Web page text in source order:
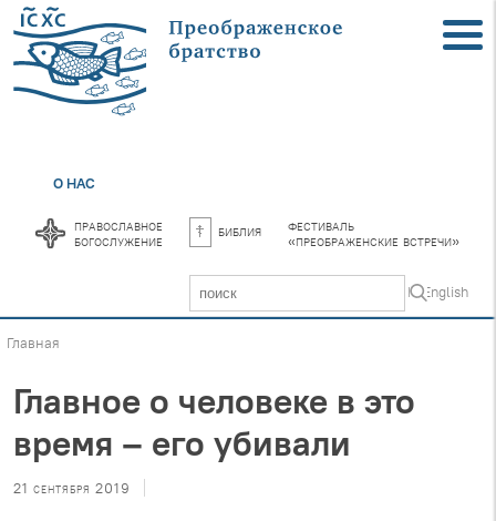
О НАС
православное
богослужение библия фестиваль
«преображенские встречи»
In English
Главная
Главное о человеке в это
время – его убивали
21 сентября 2019